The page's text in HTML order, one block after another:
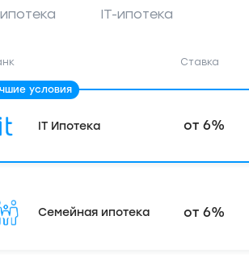
IT-ипотека
Ставка
IT Ипотека от 6%
Семейная ипотека от 6%